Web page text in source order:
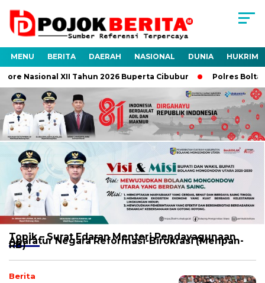
MENU BERITA DAERAH NASIONAL DUNIA HUKRIM
Nasional XII Tahun 2026 Buperta Cibubur Polres
Topik– Surat Edaran Menteri Pendayagunaan
Aparatur Negara Reformasi-Birokrasi (Menpan-
RB)
Berita